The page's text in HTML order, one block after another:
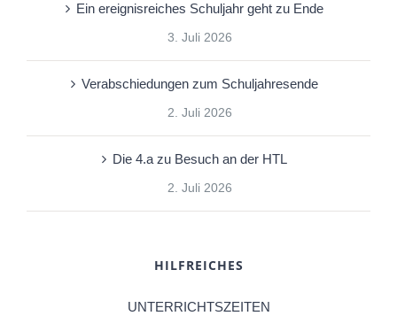
Ein ereignisreiches Schuljahr geht zu Ende
3. Juli 2026
Verabschiedungen zum Schuljahresende
2. Juli 2026
Die 4.a zu Besuch an der HTL
2. Juli 2026
HILFREICHES
UNTERRICHTSZEITEN